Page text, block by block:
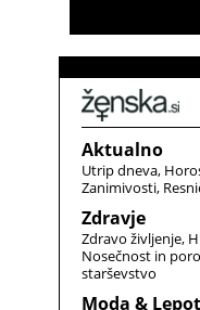
Aktualno
Utrip dneva
Zanimivosti
Zdravje
Zdravo življenje
Nosečnost in
starševstvo
Moda &